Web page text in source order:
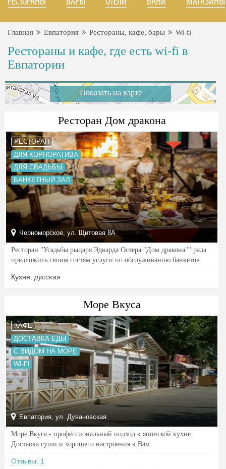
Главная Евпатория Рестораны, кафе, бары Wi-fi
Рестораны и кафе, где есть wi-fi в
Евпатории
Показать на карте
Ресторан Дом дракона
РЕСТОРАН
ДЛЯ КОРПОРАТИВА
ДЛЯ СВАДЬБЫ
БАНКЕТНЫЙ ЗАЛ
Черноморское, ул. Щитовая 8А
Ресторан "Усадьбы рыцаря Эдварда Остера "Дом дракона"" рада
предложить своим гостям услуги по обслуживанию банкетов.
Кухня: русская
Море Вкуса
КАФЕ
ДОСТАВКА ЕДЫ
С ВИДОМ НА МОРЕ
WI-FI
Евпатория, ул. Дувановская
Море Вкуса - профессиональный подход к японской кухне.
Доставка суши и хорошего настроения к Вам.
Отзывы: 1